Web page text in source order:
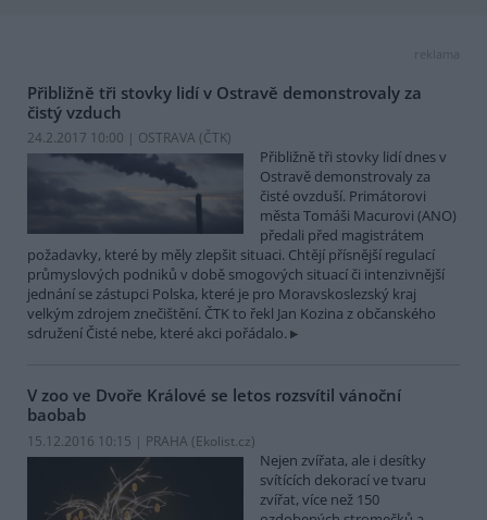
reklama
Přibližně tři stovky lidí v Ostravě demonstrovaly za
čistý vzduch
24.2.2017 10:00 | OSTRAVA (ČTK)
Přibližně tři stovky lidí dnes v
Ostravě demonstrovaly za
čisté ovzduší. Primátorovi
města Tomáši Macurovi (ANO)
předali před magistrátem
požadavky, které by měly zlepšit situaci. Chtějí přísnější regulací
průmyslových podniků v době smogových situací či intenzivnější
jednání se zástupci Polska, které je pro Moravskoslezský kraj
velkým zdrojem znečištění. ČTK to řekl Jan Kozina z občanského
sdružení Čisté nebe, které akci pořádalo.
V zoo ve Dvoře Králové se letos rozsvítil vánoční
baobab
15.12.2016 10:15 | PRAHA (Ekolist.cz)
Nejen zvířata, ale i desítky
svítících dekorací ve tvaru
zvířat, více než 150